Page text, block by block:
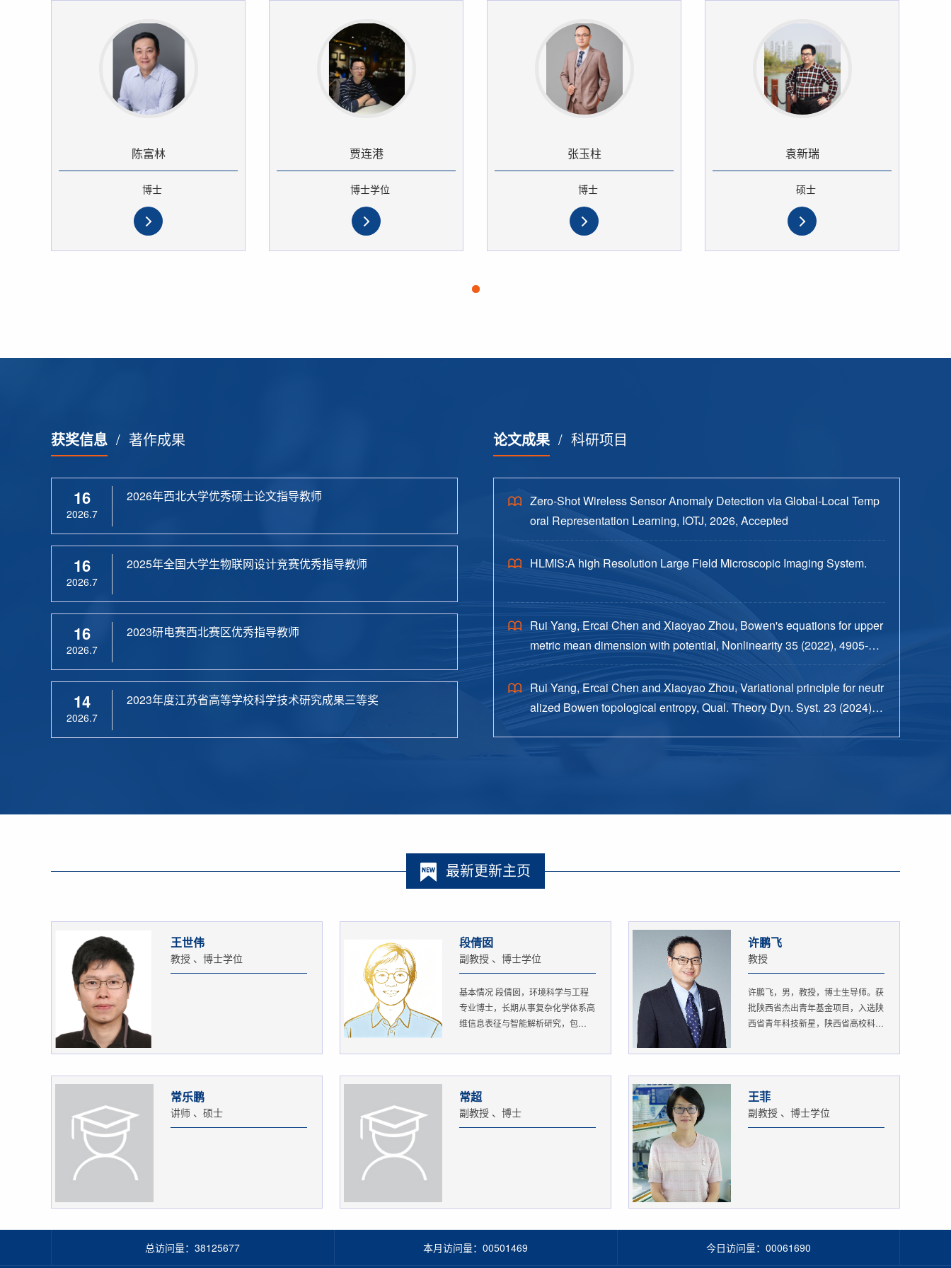
陈富林
博士
贾连港
博士学位
张玉柱
博士
袁新瑞
硕士
获奖信息 / 著作成果
16
2026.7
2026年西北大学优秀硕士论文指导教师
16
2026.7
2025年全国大学生物联网设计竞赛优秀指导教师
16
2026.7
2023研电赛西北赛区优秀指导教师
14
2026.7
2023年度江苏省高等学校科学技术研究成果三等奖
论文成果/ 科研项目
Zero-Shot Wireless Sensor Anomaly Detection via Global-Local Temp
oral Representation Learning, IOTJ, 2026, Accepted
HLMIS:A high Resolution Large Field Microscopic Imaging System.
Rui Yang, Ercai Chen and Xiaoyao Zhou, Bowen's equations for upper
metric mean dimension with potential, Nonlinearity 35 (2022), 4905-49
38.
Rui Yang, Ercai Chen and Xiaoyao Zhou, Variational principle for neutr
alized Bowen topological entropy, Qual. Theory Dyn. Syst. 23 (2024), n
最新更新主页
王世伟
教授 、博士学位
段倩囡
副教授 、博士学位
基本情况 段倩囡，环境科学与工程
专业博士，长期从事复杂化学体系高
维信息表征与智能解析研究，包
许鹏飞
教授
许鹏飞，男，教授，博士生导师。获
批陕西省杰出青年基金项目，入选陕
西省青年科技新星，陕西省高校科
常乐鹏
讲师 、硕士
常超
副教授 、博士
王菲
副教授 、博士学位
总访问量： 38125677 本月访问量： 00501469 今日访问量： 00061690